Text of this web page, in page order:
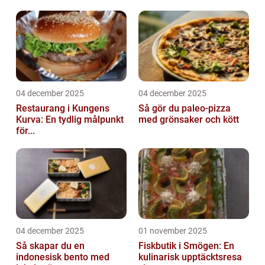
04 december 2025
Restaurang i Kungens
Kurva: En tydlig målpunkt
för...
04 december 2025
Så gör du paleo-pizza
med grönsaker och kött
04 december 2025
Så skapar du en
indonesisk bento med
01 november 2025
Fiskbutik i Smögen: En
kulinarisk upptäcktsresa